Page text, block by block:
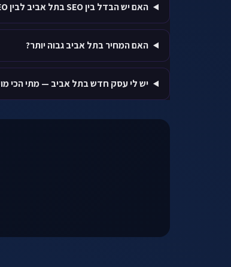
האם יש הבדל בין SEO בתל אביב לבין SEO כללי?
האם המחיר בתל אביב גבוה יותר?
יש לי עסק חדש בתל אביב — מתי הכי